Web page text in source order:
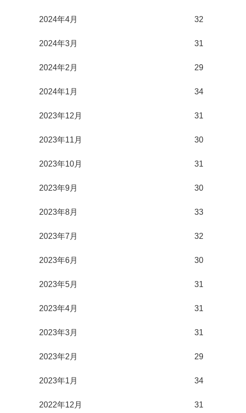
2024年4月 32
2024年3月 31
2024年2月 29
2024年1月 34
2023年12月 31
2023年11月 30
2023年10月 31
2023年9月 30
2023年8月 33
2023年7月 32
2023年6月 30
2023年5月 31
2023年4月 31
2023年3月 31
2023年2月 29
2023年1月 34
2022年12月 31